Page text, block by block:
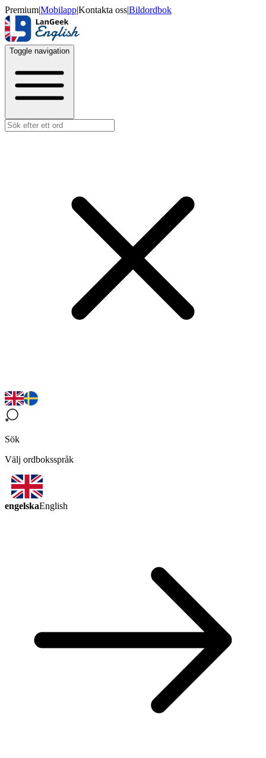
Premium|Mobilapp|Kontakta oss|Bildordbok
Toggle navigation
Sök
Välj ordboksspråk
engelskaEnglish